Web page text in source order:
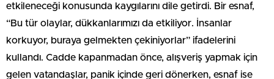
etkileneceği konusunda kaygılarını dile getirdi. Bir esnaf,
“Bu tür olaylar, dükkanlarımızı da etkiliyor. İnsanlar
korkuyor, buraya gelmekten çekiniyorlar” ifadelerini
kullandı. Cadde kapanmadan önce, alışveriş yapmak için
gelen vatandaşlar, panik içinde geri dönerken, esnaf ise